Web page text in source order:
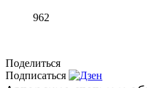
962
Поделиться
Подписаться